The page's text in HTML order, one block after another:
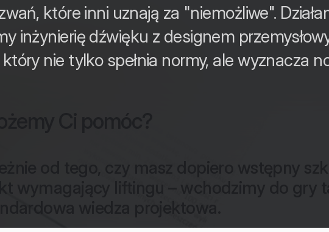
które inni uznają za "niemożliwe".
inżynierię dźwięku z designem
nie tylko spełnia normy, ale wyznacza